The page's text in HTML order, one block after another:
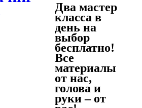
Два мастер
класса в
день на
выбор
бесплатно!
Все
материалы
от нас,
голова и
руки – от